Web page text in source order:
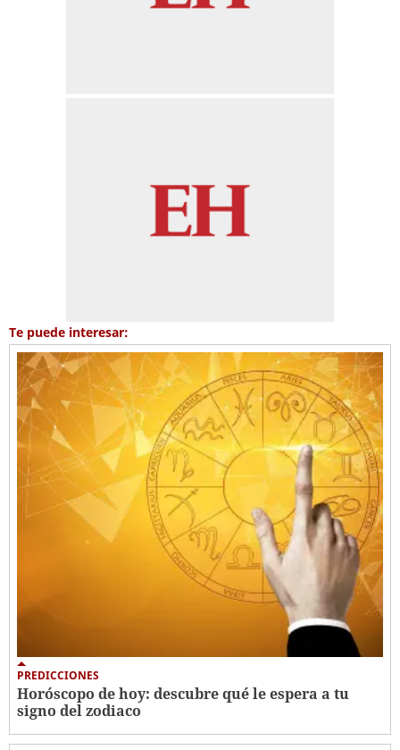
Te puede interesar:
PREDICCIONES
Horóscopo de hoy: descubre qué le espera a tu
signo del zodiaco